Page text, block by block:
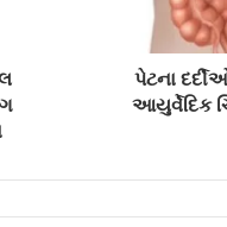
પેટના
આયુર્વેદિક